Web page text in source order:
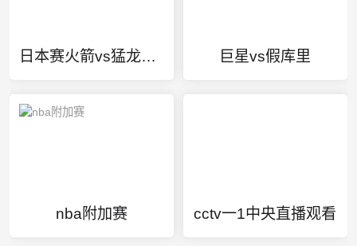
日本赛火箭vs猛龙录像 巨星vs假库里
nba附加赛 cctv一1中央直播观看